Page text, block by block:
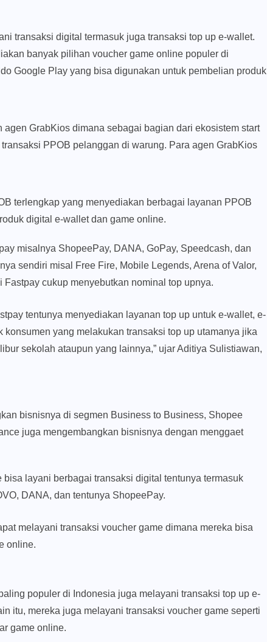
transaksi digital termasuk juga transaksi top up e-wallet.
banyak pilihan voucher game online populer di
Google Play yang bisa digunakan untuk pembelian produk
GrabKios dimana sebagai bagian dari ekosistem start
PPOB pelanggan di warung. Para agen GrabKios
terlengkap yang menyediakan berbagai layanan PPOB
digital e-wallet dan game online.
misalnya ShopeePay, DANA, GoPay, Speedcash, dan
sendiri misal Free Fire, Mobile Legends, Arena of Valor,
cukup menyebutkan nominal top upnya.
tentunya menyediakan layanan top up untuk e-wallet, e-
yang melakukan transaksi top up utamanya jika
sekolah ataupun yang lainnya,” ujar Aditiya Sulistiawan,
bisnisnya di segmen Business to Business, Shopee
juga mengembangkan bisnisnya dengan menggaet
layani berbagai transaksi digital tentunya termasuk
DANA, dan tentunya ShopeePay.
melayani transaksi voucher game dimana mereka bisa
online.
populer di Indonesia juga melayani transaksi top up e-
itu, mereka juga melayani transaksi voucher game seperti
game online.